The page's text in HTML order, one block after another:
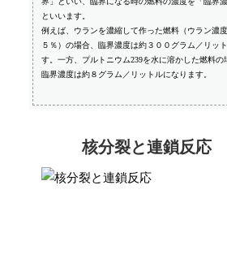
といいます。
例えば、ウランを濃縮して作った燃料（ウラン濃度
５％）の場合、臨界濃度は約３００グラム／リッ
す。一方、プルトニウム239を水に溶かした燃料の
臨界濃度は約８グラム／リットルになります。
核分裂と連鎖反応